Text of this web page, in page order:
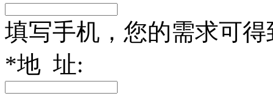
填写手机，您的需求可
*地 址: